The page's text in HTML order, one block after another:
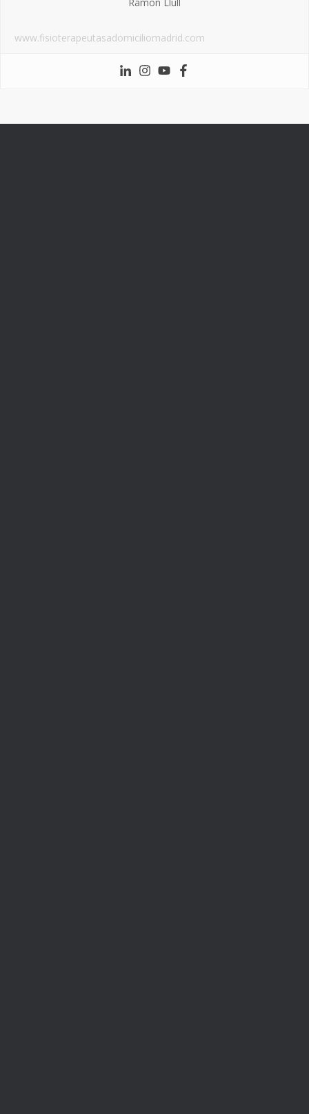
www.fisioterapeutasadomiciliomadrid.com